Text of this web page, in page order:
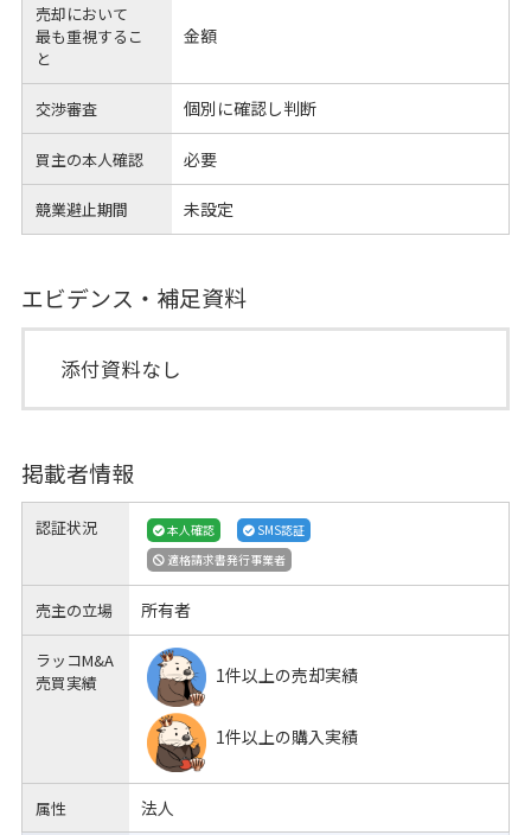
売却において
最も重視するこ
と
金額
交渉審査 個別に確認し判断
買主の本人確認 必要
競業避止期間 未設定
エビデンス・補足資料
添付資料なし
掲載者情報
認証状況 本人確認
SMS認証
適格請求書発行事業者
売主の立場 所有者
ラッコM&A
売買実績
1件以上の売却実績
1件以上の購入実績
属性 法人